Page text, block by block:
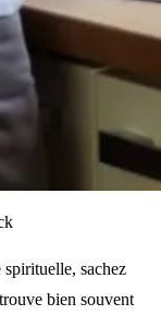
sachez
bien souvent